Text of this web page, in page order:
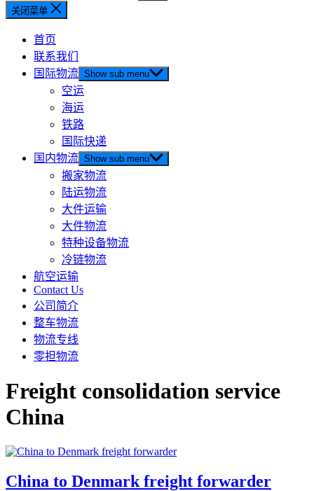
关闭菜单
首页
联系我们
国际物流 Show sub menu
空运
海运
铁路
国际快递
国内物流 Show sub menu
搬家物流
陆运物流
大件运输
大件物流
特种设备物流
冷链物流
航空运输
Contact Us
公司简介
整车物流
物流专线
零担物流
Freight consolidation service
China
China to Denmark freight forwarder